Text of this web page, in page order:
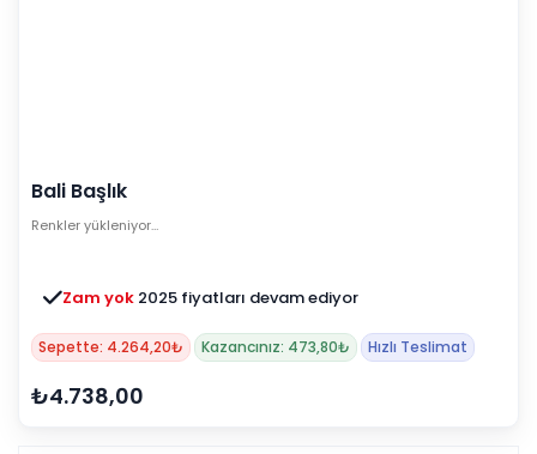
Bali Başlık
Renkler yükleniyor…
Zam yok 2025 fiyatları devam ediyor
Sepette: 4.264,20₺ Kazancınız: 473,80₺ Hızlı Teslimat
₺4.738,00